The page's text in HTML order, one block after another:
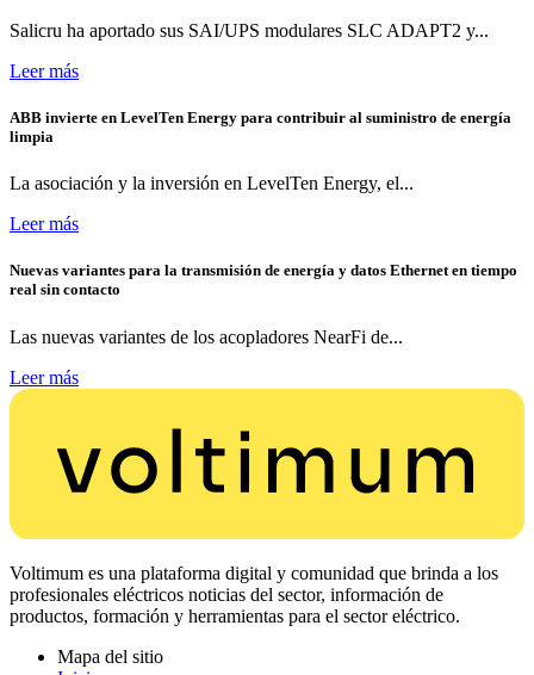
Salicru ha aportado sus SAI/UPS modulares SLC ADAPT2 y...
Leer más
ABB invierte en LevelTen Energy para contribuir al suministro de energía
limpia
La asociación y la inversión en LevelTen Energy, el...
Leer más
Nuevas variantes para la transmisión de energía y datos Ethernet en tiempo
real sin contacto
Las nuevas variantes de los acopladores NearFi de...
Leer más
Voltimum es una plataforma digital y comunidad que brinda a los
profesionales eléctricos noticias del sector, información de
productos, formación y herramientas para el sector eléctrico.
Mapa del sitio